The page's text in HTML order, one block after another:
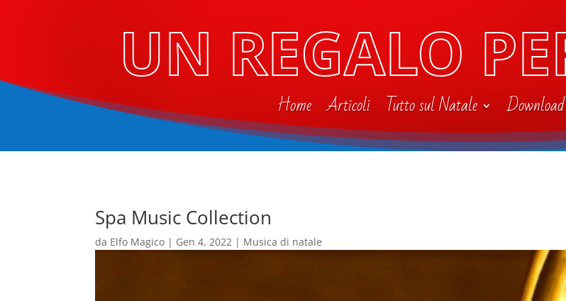
UN REGALO
Home Articoli Tutto sul Natale Download
Spa Music Collection
da Elfo Magico | Gen 4, 2022 | Musica di natale